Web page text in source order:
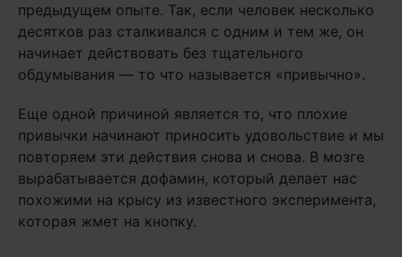
предыдущем опыте. Так, если человек несколько
десятков раз сталкивался с одним и тем же, он
начинает действовать без тщательного
обдумывания — то что называется «привычно».
Еще одной причиной является то, что плохие
привычки начинают приносить удовольствие и мы
повторяем эти действия снова и снова. В мозге
вырабатывается дофамин, который делает нас
похожими на крысу из известного эксперимента,
которая жмет на кнопку.